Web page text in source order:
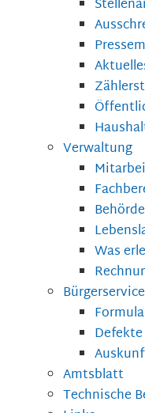
Verwaltung
Was
Bürgerservice
Amtsblatt
Technische